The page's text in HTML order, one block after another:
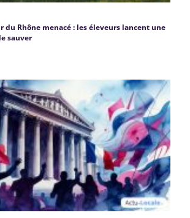
du Rhône menacé : les éleveurs lancent une
sauver